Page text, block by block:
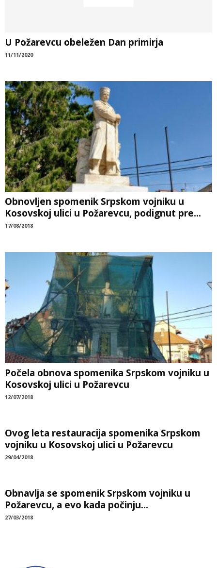
U Požarevcu obeležen Dan primirja
11/11/2020
Obnovljen spomenik Srpskom vojniku u
Kosovskoj ulici u Požarevcu, podignut pre...
17/08/2018
Počela obnova spomenika Srpskom vojniku u
Kosovskoj ulici u Požarevcu
12/07/2018
Ovog leta restauracija spomenika Srpskom
vojniku u Kosovskoj ulici u Požarevcu
29/04/2018
Obnavlja se spomenik Srpskom vojniku u
Požarevcu, a evo kada počinju...
27/03/2018